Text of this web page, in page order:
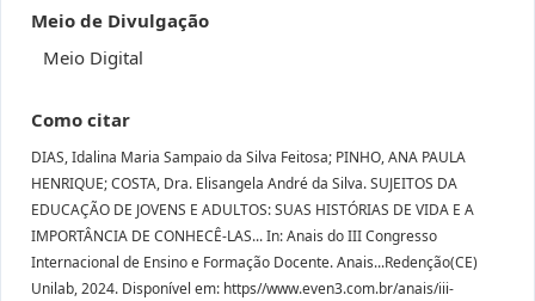
Meio de Divulgação
Meio Digital
Como citar
DIAS, Idalina Maria Sampaio da Silva Feitosa; PINHO, ANA PAULA
HENRIQUE; COSTA, Dra. Elisangela André da Silva. SUJEITOS DA
EDUCAÇÃO DE JOVENS E ADULTOS: SUAS HISTÓRIAS DE VIDA E A
IMPORTÂNCIA DE CONHECÊ-LAS... In: Anais do III Congresso
Internacional de Ensino e Formação Docente. Anais...Redenção(CE)
Unilab, 2024. Disponível em: https//www.even3.com.br/anais/iii-